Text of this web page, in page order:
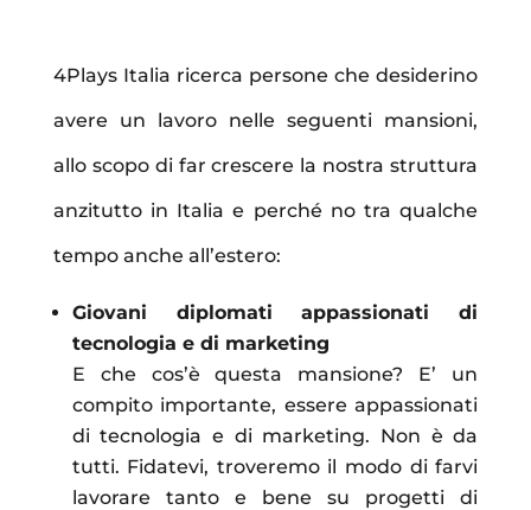
4Plays Italia ricerca persone che desiderino
avere un lavoro nelle seguenti mansioni,
allo scopo di far crescere la nostra struttura
anzitutto in Italia e perché no tra qualche
tempo anche all’estero:
Giovani diplomati appassionati di
tecnologia e di marketing
E che cos’è questa mansione? E’ un
compito importante, essere appassionati
di tecnologia e di marketing. Non è da
tutti. Fidatevi, troveremo il modo di farvi
lavorare tanto e bene su progetti di